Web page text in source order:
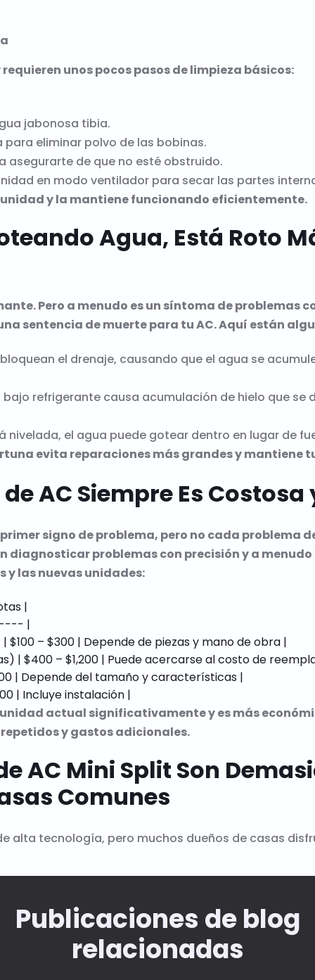
unos pocos pasos de limpieza básicos:
jabonosa tibia.
eliminar polvo de las bobinas.
asegurarte de que no esté obstruido.
en modo ventilador para secar las partes
y la mantiene funcionando eficientemente.
Agua, Está Roto
Pero a menudo es un síntoma de problemas
sentencia de muerte para tu AC. Aquí están
el drenaje, causando que el agua se
refrigerante causa acumulación de hielo que se
nivelada, el agua puede gotear dentro en lugar de
evita reparaciones más grandes y mantiene
AC Siempre Es Costosa
signo de problema, pero no cada problema
diagnosticar problemas con precisión y a
y las nuevas unidades:
|
|
– $300 | Depende de piezas y mano de obra |
| $400 – $1,200 | Puede acercarse al costo de
| Depende del tamaño y características |
actual significativamente y es más
y gastos adicionales.
AC Mini Split Son
Comunes
alta tecnología, pero muchos dueños de casas
Publicaciones de blog
relacionadas